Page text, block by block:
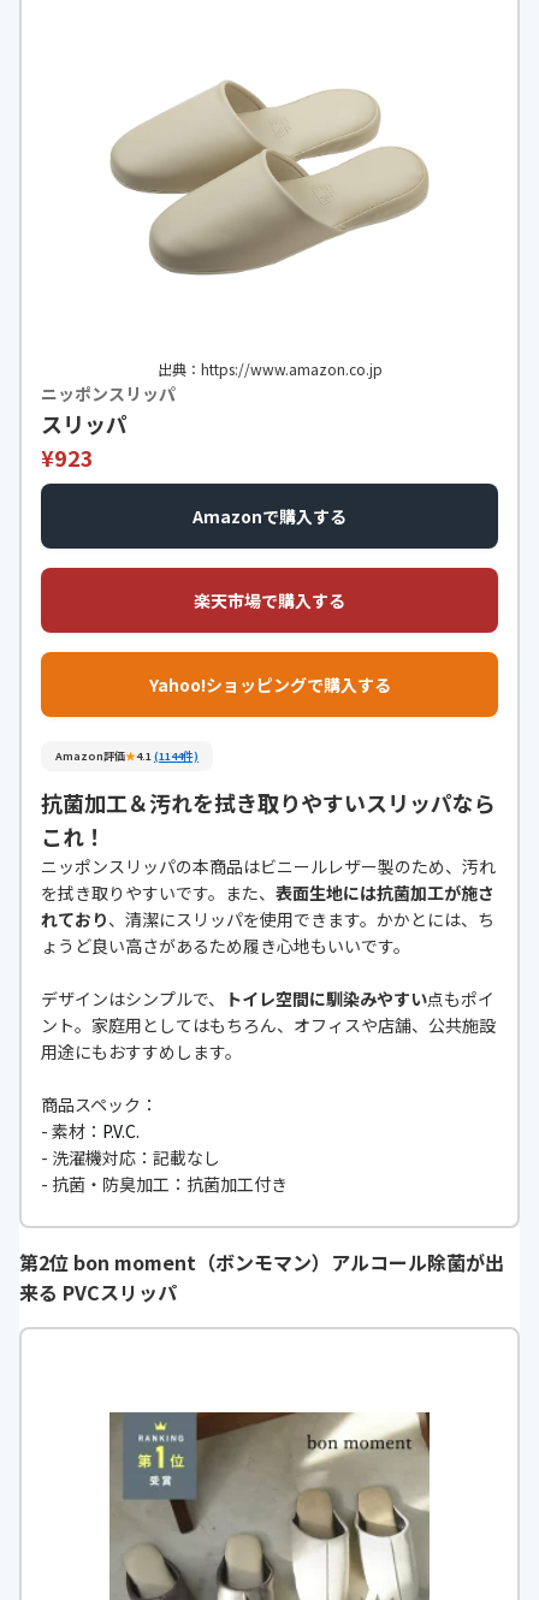
出典：https://www.amazon.co.jp
ニッポンスリッパ
スリッパ
¥923
Amazonで購入する
楽天市場で購入する
Yahoo!ショッピングで購入する
Amazon評価★4.1(1144件)
抗菌加工＆汚れを拭き取りやすいスリッパなら
これ！
ニッポンスリッパの本商品はビニールレザー製のため、汚れ
を拭き取りやすいです。また、 表面生地には抗菌加工が施さ
れており、清潔にスリッパを使用できます。かかとには、ち
ょうど良い高さがあるため履き心地もいいです。
デザインはシンプルで、 トイレ空間に馴染みやすい点もポイ
ント。家庭用としてはもちろん、オフィスや店舗、公共施設
用途にもおすすめします。
商品スペック：
- 素材： P.V.C.
- 洗濯機対応：記載なし
- 抗菌・防臭加工：抗菌加工付き
第2位 bon moment（ボンモマン）アルコール除菌が出
来る PVCスリッパ